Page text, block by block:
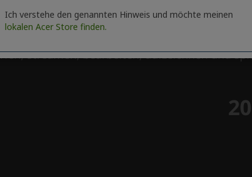
Ich verstehe den genannten Hinweis und möchte meinen
lokalen Acer Store finden.